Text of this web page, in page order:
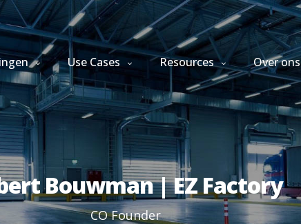
Use Cases Resources Over ons
Bouwman | EZ Factory
CO Founder